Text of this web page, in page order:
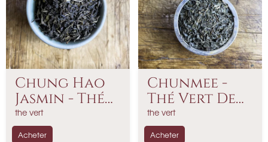
Chung Hao
Jasmin - Thé
Vert...
the vert
Acheter
Chunmee -
Thé Vert De
Chine...
the vert
Acheter